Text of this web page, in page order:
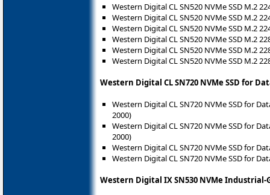
Western Digital CL SN520 NVMe SSD M.2
Western Digital CL SN520 NVMe SSD M.2
Western Digital CL SN520 NVMe SSD M.2
Western Digital CL SN520 NVMe SSD M.2
Western Digital CL SN520 NVMe SSD M.2
Western Digital CL SN520 NVMe SSD M.2
Western Digital CL SN720 NVMe SSD for
Western Digital CL SN720 NVMe SSD for
2000)
Western Digital CL SN720 NVMe SSD for
2000)
Western Digital CL SN720 NVMe SSD for
Western Digital CL SN720 NVMe SSD for
Western Digital IX SN530 NVMe Industrial-